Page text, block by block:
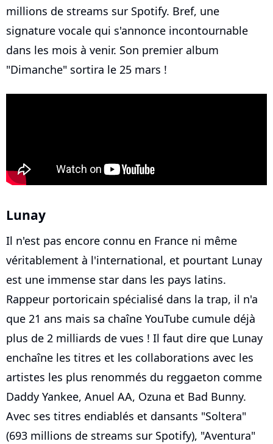
millions de streams sur Spotify. Bref, une
signature vocale qui s'annonce incontournable
dans les mois à venir. Son premier album
"Dimanche" sortira le 25 mars !
Lunay
Il n'est pas encore connu en France ni même
véritablement à l'international, et pourtant Lunay
est une immense star dans les pays latins.
Rappeur portoricain spécialisé dans la trap, il n'a
que 21 ans mais sa chaîne YouTube cumule déjà
plus de 2 milliards de vues ! Il faut dire que Lunay
enchaîne les titres et les collaborations avec les
artistes les plus renommés du reggaeton comme
Daddy Yankee, Anuel AA, Ozuna et Bad Bunny.
Avec ses titres endiablés et dansants "Soltera"
(693 millions de streams sur Spotify), "Aventura"